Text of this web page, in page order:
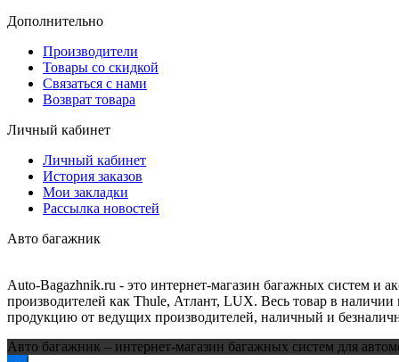
Дополнительно
Производители
Товары со скидкой
Связаться с нами
Возврат товара
Личный кабинет
Личный кабинет
История заказов
Мои закладки
Рассылка новостей
Авто багажник
Auto-Bagazhnik.ru - это интернет-магазин багажных систем и
производителей как Thule, Атлант, LUX. Весь товар в
продукцию от ведущих производителей, наличный и
Авто багажник – интернет-магазин багажных систем для